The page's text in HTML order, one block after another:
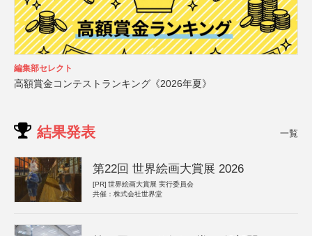
編集部セレクト
高額賞金コンテストランキング《2026年夏》
結果発表 一覧
第22回 世界絵画大賞展 2026
[PR] 世界絵画大賞展 実行委員会
共催：株式会社世界堂